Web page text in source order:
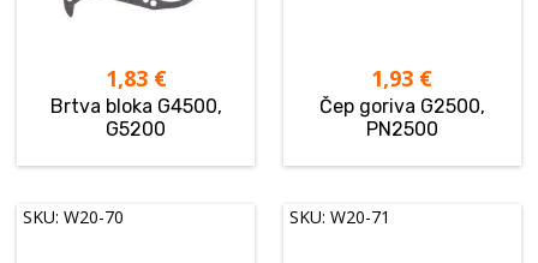
1,83 €
Brtva bloka G4500,
G5200
1,93 €
Čep goriva G2500,
PN2500
SKU: W20-70 SKU: W20-71